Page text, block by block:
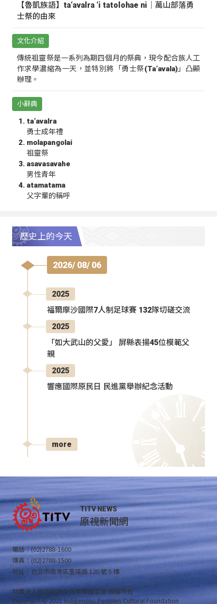
【魯凱族語】ta‘avalra ‘i tatolohae ni｜萬山部落勇
士祭的由來
文化介紹
傳統祖靈祭是一系列為期四個月的祭典，現今配合族人工
作求學濃縮為一天，並特別將「勇士祭(Ta‘avala)」凸顯
辦理。
小辭典
ta‘avalra
勇士成年禮
molapangolai
祖靈祭
asavasavahe
男性青年
atamatama
父字輩的稱呼
歷史上的今天
2026/ 08/ 06
2025
福爾摩沙國際7人制足球賽 132隊切磋交流
2025
「如大武山的父愛」 屏縣表揚45位模範父
親
2025
響應國際原民日 民進黨舉辦紀念活動
more
TITV NEWS
原視新聞網
電話：(02)2788-1600
傳真：(02)2788-1500
地址：台北市南港區重陽路 120 號 5 樓
財團法人原住民族文化事業基金會 版權所有
Copyright © 2021 Indigenous Peoples Cultural Foundation